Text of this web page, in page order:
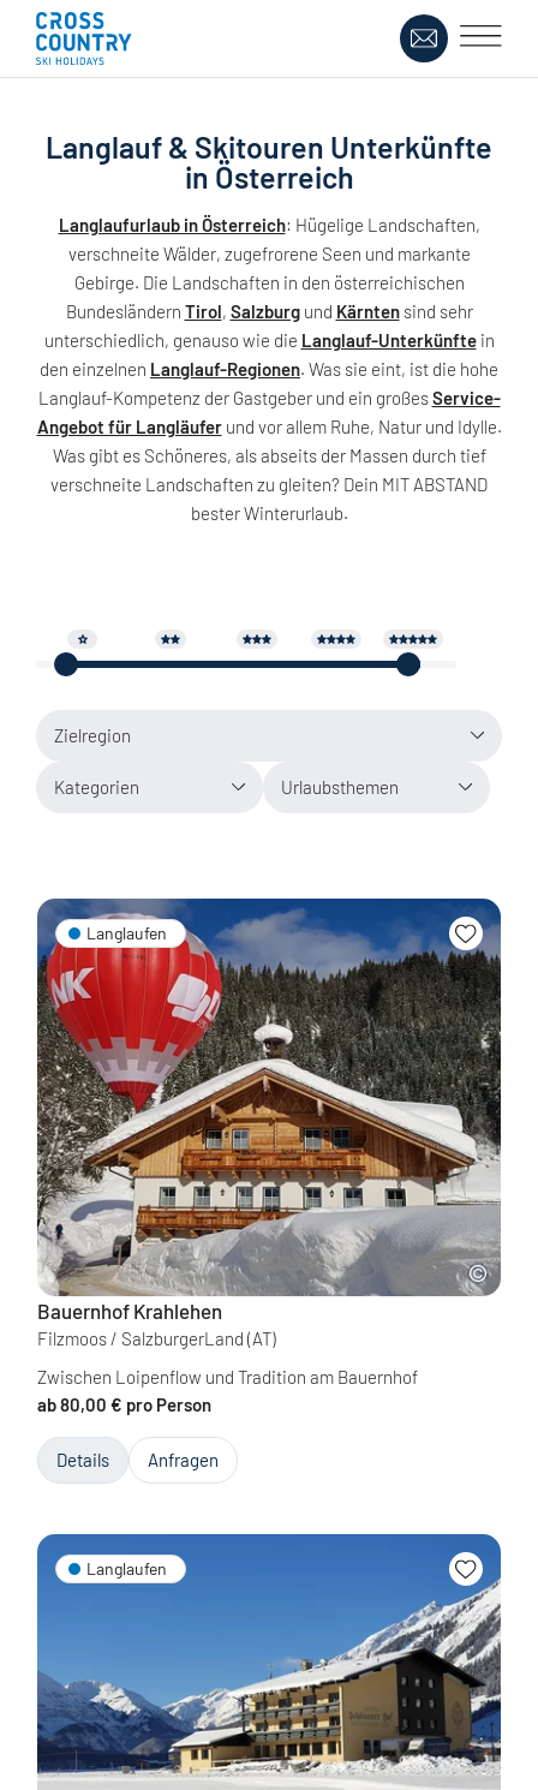
Langlauf & Skitouren Unterkünfte
in Österreich
Langlaufurlaub in Österreich: Hügelige Landschaften,
verschneite Wälder, zugefrorene Seen und markante
Gebirge. Die Landschaften in den österreichischen
Bundesländern Tirol, Salzburgund Kärntensind sehr
unterschiedlich, genauso wie die Langlauf-Unterkünftein
den einzelnen Langlauf-Regionen. Was sie eint, ist die hohe
Langlauf-Kompetenz der Gastgeber und ein großesService-
Angebot für Langläuferund vor allem Ruhe, Natur und Idylle.
Was gibt es Schöneres, als abseits der Massen durch tief
verschneite Landschaften zu gleiten? Dein MIT ABSTAND
bester Winterurlaub.
Zielregion
Kategorien Urlaubsthemen
Langlaufen
Bauernhof Krahlehen
Filzmoos / SalzburgerLand (AT)
Zwischen Loipenflow und Tradition am Bauernhof
ab 80,00 € pro Person
Details Anfragen
Langlaufen